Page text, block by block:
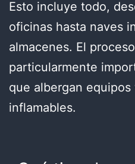
Esto incluye todo,
oficinas hasta naves
almacenes. El
particularmente
que albergan equipos
inflamables.